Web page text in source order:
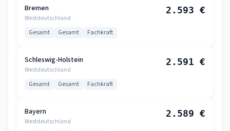
Bremen
Westdeutschland
2.593 €
Gesamt Gesamt Fachkraft
Schleswig-Holstein
Westdeutschland
2.591 €
Gesamt Gesamt Fachkraft
Bayern
Westdeutschland
2.589 €